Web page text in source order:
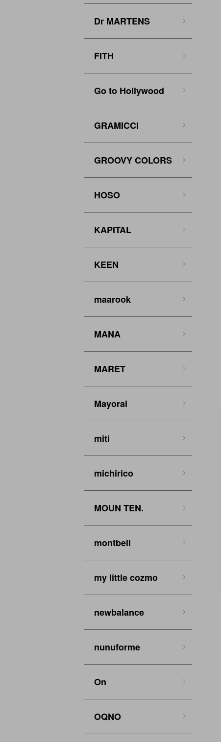
Dr MARTENS
FITH
Go to Hollywood
GRAMICCI
GROOVY COLORS
HOSO
KAPITAL
KEEN
maarook
MANA
MARET
Mayoral
miti
michirico
MOUN TEN.
montbell
my little cozmo
newbalance
nunuforme
On
OQNO